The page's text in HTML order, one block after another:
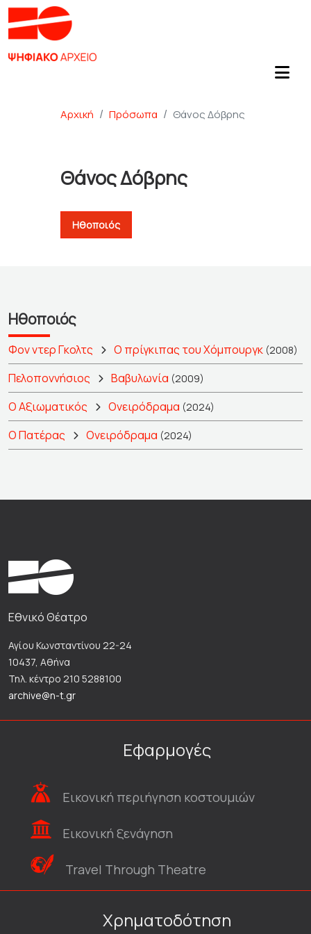
Αρχική Πρόσωπα Θάνος Δόβρης
Θάνος Δόβρης
Ηθοποιός
Ηθοποιός
Φον ντερ Γκολτς Ο πρίγκιπας του Χόμπουργκ (2008)
Πελοποννήσιος Βαβυλωνία (2009)
Ο Αξιωματικός Ονειρόδραμα (2024)
Ο Πατέρας Ονειρόδραμα (2024)
Εθνικό Θέατρο
Αγίου Κωνσταντίνου 22-24
10437, Αθήνα
Τηλ. κέντρο 210 5288100
archive@n-t.gr
Εφαρμογές
Εικονική περιήγηση κοστουμιών
Εικονική ξενάγηση
Travel Through Theatre
Χρηματοδότηση